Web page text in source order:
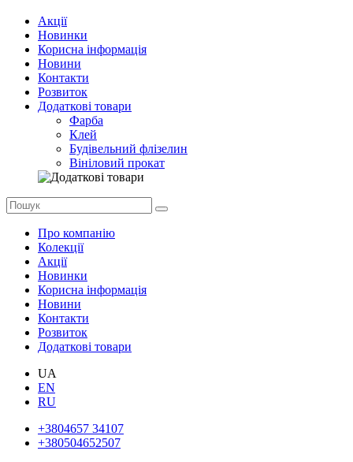
Акції
Новинки
Корисна інформація
Новини
Контакти
Розвиток
Додаткові товари
Фарба
Клей
Будівельний флізелин
Вініловий прокат
Про компанію
Колекції
Акції
Новинки
Корисна інформація
Новини
Контакти
Розвиток
Додаткові товари
UA
EN
RU
+3804657 34107
+380504652507